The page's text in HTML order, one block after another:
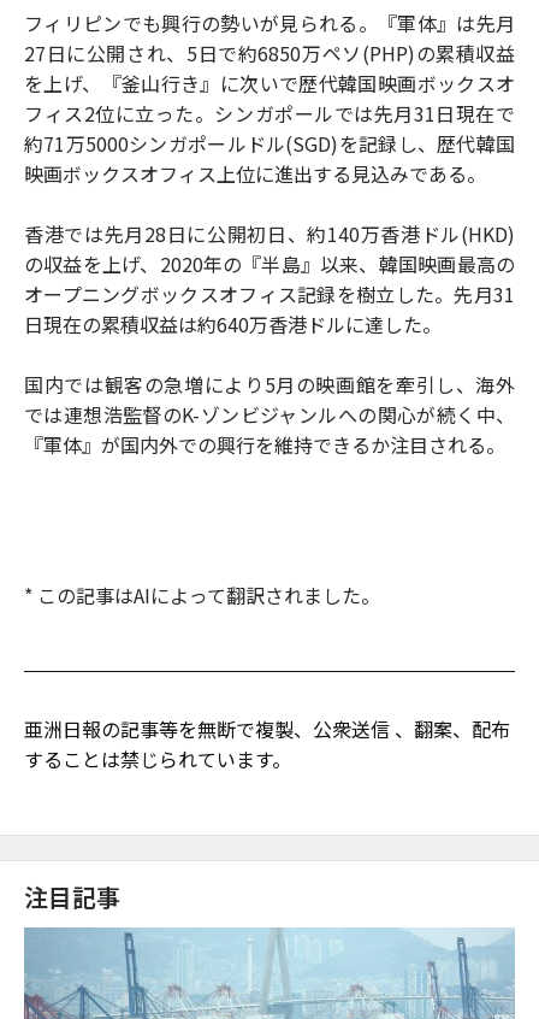
フィリピンでも興行の勢いが見られる。『軍体』は先月
27日に公開され、5日で約6850万ペソ(PHP)の累積収益
を上げ、『釜山行き』に次いで歴代韓国映画ボックスオ
フィス2位に立った。シンガポールでは先月31日現在で
約71万5000シンガポールドル(SGD)を記録し、歴代韓国
映画ボックスオフィス上位に進出する見込みである。
香港では先月28日に公開初日、約140万香港ドル(HKD)
の収益を上げ、2020年の『半島』以来、韓国映画最高の
オープニングボックスオフィス記録を樹立した。先月31
日現在の累積収益は約640万香港ドルに達した。
国内では観客の急増により5月の映画館を牽引し、海外
では連想浩監督のK-ゾンビジャンルへの関心が続く中、
『軍体』が国内外での興行を維持できるか注目される。
* この記事はAIによって翻訳されました。
亜洲日報の記事等を無断で複製、公衆送信 、翻案、配布
することは禁じられています。
注目記事